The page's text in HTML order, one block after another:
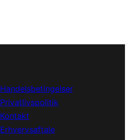
Handelsbetingelser
Privatlivspolitik
Kontakt
Erhvervsaftale